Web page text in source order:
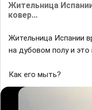
Жительница
ковер...
Жительница Испании
на дубовом полу и
Как его мыть?